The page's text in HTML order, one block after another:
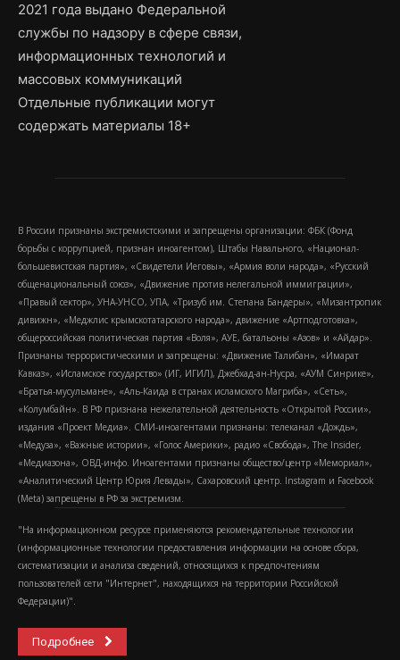
2021 года выдано Федеральной
службы по надзору в сфере связи,
информационных технологий и
массовых коммуникаций
Отдельные публикации могут
содержать материалы 18+
В России признаны экстремистскими и запрещены организации: ФБК (Фонд
борьбы с коррупцией, признан иноагентом), Штабы Навального, «Национал-
большевистская партия», «Свидетели Иеговы», «Армия воли народа», «Русский
общенациональный союз», «Движение против нелегальной иммиграции»,
«Правый сектор», УНА-УНСО, УПА, «Тризуб им. Степана Бандеры», «Мизантропик
дивижн», «Меджлис крымскотатарского народа», движение «Артподготовка»,
общероссийская политическая партия «Воля», АУЕ, батальоны «Азов» и «Айдар».
Признаны террористическими и запрещены: «Движение Талибан», «Имарат
Кавказ», «Исламское государство» (ИГ, ИГИЛ), Джебхад-ан-Нусра, «АУМ Синрике»,
«Братья-мусульмане», «Аль-Каида в странах исламского Магриба», «Сеть»,
«Колумбайн». В РФ признана нежелательной деятельность «Открытой России»,
издания «Проект Медиа». СМИ-иноагентами признаны: телеканал «Дождь»,
«Медуза», «Важные истории», «Голос Америки», радио «Свобода», The Insider,
«Медиазона», ОВД-инфо. Иноагентами признаны общество/центр «Мемориал»,
«Аналитический Центр Юрия Левады», Сахаровский центр. Instagram и Facebook
(Metа) запрещены в РФ за экстремизм.
"На информационном ресурсе применяются рекомендательные технологии
(информационные технологии предоставления информации на основе сбора,
систематизации и анализа сведений, относящихся к предпочтениям
пользователей сети "Интернет", находящихся на территории Российской
Федерации)".
Подробнее